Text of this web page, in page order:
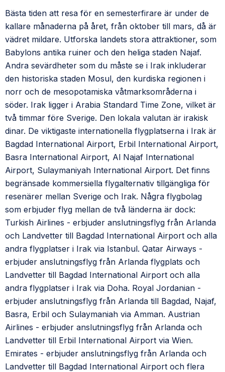
Bästa tiden att resa för en semesterfirare är under de
kallare månaderna på året, från oktober till mars, då är
vädret mildare. Utforska landets stora attraktioner, som
Babylons antika ruiner och den heliga staden Najaf.
Andra sevärdheter som du måste se i Irak inkluderar
den historiska staden Mosul, den kurdiska regionen i
norr och de mesopotamiska våtmarksområderna i
söder. Irak ligger i Arabia Standard Time Zone, vilket är
två timmar före Sverige. Den lokala valutan är irakisk
dinar. De viktigaste internationella flygplatserna i Irak är
Bagdad International Airport, Erbil International Airport,
Basra International Airport, Al Najaf International
Airport, Sulaymaniyah International Airport. Det finns
begränsade kommersiella flygalternativ tillgängliga för
resenärer mellan Sverige och Irak. Några flygbolag
som erbjuder flyg mellan de två länderna är dock:
Turkish Airlines - erbjuder anslutningsflyg från Arlanda
och Landvetter till Bagdad International Airport och alla
andra flygplatser i Irak via Istanbul. Qatar Airways -
erbjuder anslutningsflyg från Arlanda flygplats och
Landvetter till Bagdad International Airport och alla
andra flygplatser i Irak via Doha. Royal Jordanian -
erbjuder anslutningsflyg från Arlanda till Bagdad, Najaf,
Basra, Erbil och Sulaymaniah via Amman. Austrian
Airlines - erbjuder anslutningsflyg från Arlanda och
Landvetter till Erbil International Airport via Wien.
Emirates - erbjuder anslutningsflyg från Arlanda och
Landvetter till Bagdad International Airport och flera